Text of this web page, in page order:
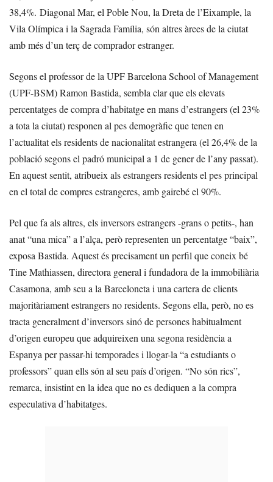
38,4%. Diagonal Mar, el Poble Nou, la Dreta de l’Eixample, la
Vila Olímpica i la Sagrada Família, són altres àrees de la ciutat
amb més d’un terç de comprador estranger.
Segons el professor de la UPF Barcelona School of Management
(UPF-BSM) Ramon Bastida, sembla clar que els elevats
percentatges de compra d’habitatge en mans d’estrangers (el 23%
a tota la ciutat) responen al pes demogràfic que tenen en
l’actualitat els residents de nacionalitat estrangera (el 26,4% de la
població segons el padró municipal a 1 de gener de l’any passat).
En aquest sentit, atribueix als estrangers residents el pes principal
en el total de compres estrangeres, amb gairebé el 90%.
Pel que fa als altres, els inversors estrangers -grans o petits-, han
anat “una mica” a l’alça, però representen un percentatge “baix”,
exposa Bastida. Aquest és precisament un perfil que coneix bé
Tine Mathiassen, directora general i fundadora de la immobiliària
Casamona, amb seu a la Barceloneta i una cartera de clients
majoritàriament estrangers no residents. Segons ella, però, no es
tracta generalment d’inversors sinó de persones habitualment
d’origen europeu que adquireixen una segona residència a
Espanya per passar-hi temporades i llogar-la “a estudiants o
professors” quan ells són al seu país d’origen. “No són rics”,
remarca, insistint en la idea que no es dediquen a la compra
especulativa d’habitatges.